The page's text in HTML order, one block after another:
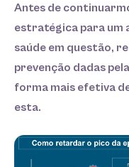
Antes de
estratégica para um
saúde em questão,
prevenção dadas
forma mais efetiva
esta.